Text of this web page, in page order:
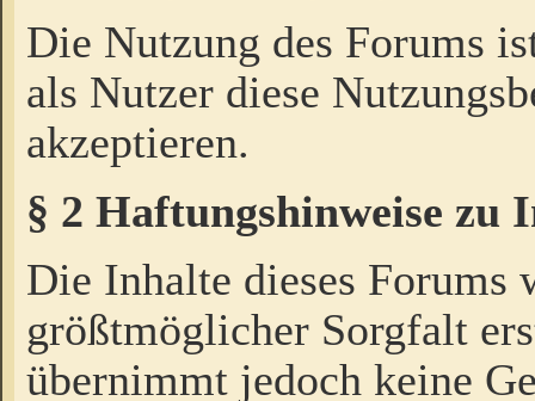
Die Nutzung des Forums
als Nutzer diese
akzeptieren.
§ 2 Haftungshinweise zu
Die Inhalte dieses Forums
größtmöglicher Sorgfalt
übernimmt jedoch keine